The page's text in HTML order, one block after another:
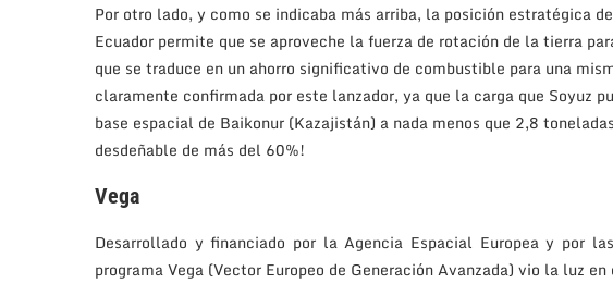
Por otro lado, y como se indicaba más arriba, la posición estratégica
Ecuador permite que se aproveche la fuerza de rotación de la tierra
que se traduce en un ahorro significativo de combustible para una
claramente confirmada por este lanzador, ya que la carga que Soyuz
base espacial de Baikonur (Kazajistán) a nada menos que 2,8
desdeñable de más del 60%!
Vega
Desarrollado y financiado por la Agencia Espacial Europea y por
programa Vega (Vector Europeo de Generación Avanzada) vio la luz